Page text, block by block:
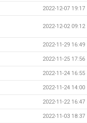
2022-12-07 19:17
2022-12-02 09:12
2022-11-29 16:49
2022-11-25 17:56
2022-11-24 16:55
2022-11-24 14:00
2022-11-22 16:47
2022-11-03 18:37